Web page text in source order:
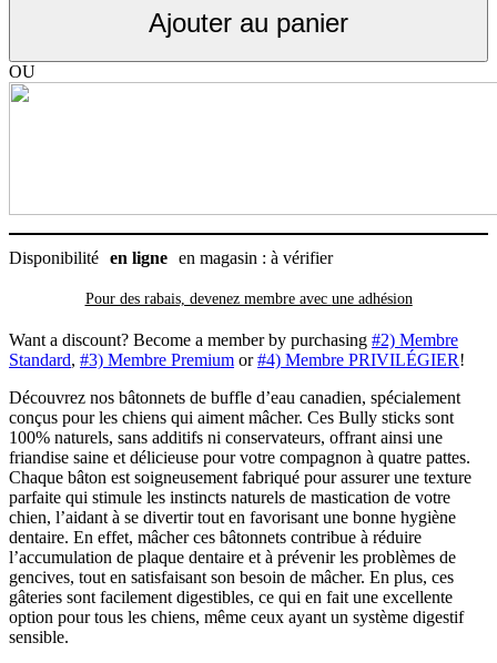
buffle
d'eau
Ajouter au panier
OU
Disponibilité en ligne en magasin : à vérifier
Pour des rabais, devenez membre avec une adhésion
Want a discount? Become a member by purchasing #2) Membre
Standard, #3) Membre Premium or#4) Membre PRIVILÉGIER!
Découvrez nos bâtonnets de buffle d’eau canadien, spécialement
conçus pour les chiens qui aiment mâcher. Ces Bully sticks sont
100% naturels, sans additifs ni conservateurs, offrant ainsi une
friandise saine et délicieuse pour votre compagnon à quatre pattes.
Chaque bâton est soigneusement fabriqué pour assurer une texture
parfaite qui stimule les instincts naturels de mastication de votre
chien, l’aidant à se divertir tout en favorisant une bonne hygiène
dentaire. En effet, mâcher ces bâtonnets contribue à réduire
l’accumulation de plaque dentaire et à prévenir les problèmes de
gencives, tout en satisfaisant son besoin de mâcher. En plus, ces
gâteries sont facilement digestibles, ce qui en fait une excellente
option pour tous les chiens, même ceux ayant un système digestif
sensible.